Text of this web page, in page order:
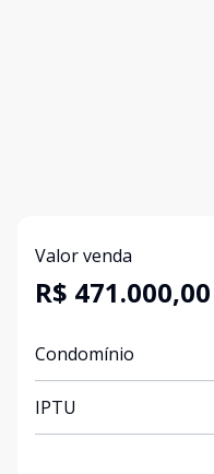
Valor venda
R$ 471.000,00
Condomínio
IPTU